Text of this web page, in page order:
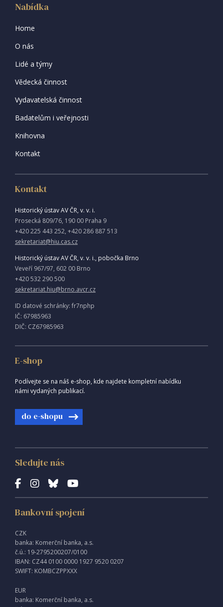
Nabídka
Home
O nás
Lidé a týmy
Vědecká činnost
Vydavatelská činnost
Badatelům i veřejnosti
Knihovna
Kontakt
Kontakt
Historický ústav AV ČR, v. v. i.
Prosecká 809/76, 190 00 Praha 9
+420 225 443 252, +420 286 887 513
sekretariat@hiu.cas.cz
Historický ústav AV ČR, v. v. i., pobočka Brno
Veveří 967/97, 602 00 Brno
+420 532 290 500
sekretariat.hiu@brno.avcr.cz
ID datové schránky: fr7nphp
IČ: 67985963
DIČ: CZ67985963
E-shop
Podívejte se na náš e-shop, kde najdete kompletní nabídku
námi vydaných publikací.
do e-shopu
Sledujte nás
Bankovní spojení
CZK
banka: Komerční banka, a.s.
č.ú.: 19-2795200207/0100
IBAN: CZ44 0100 0000 1927 9520 0207
SWIFT: KOMBCZPPXXX
EUR
banka: Komerční banka, a.s.